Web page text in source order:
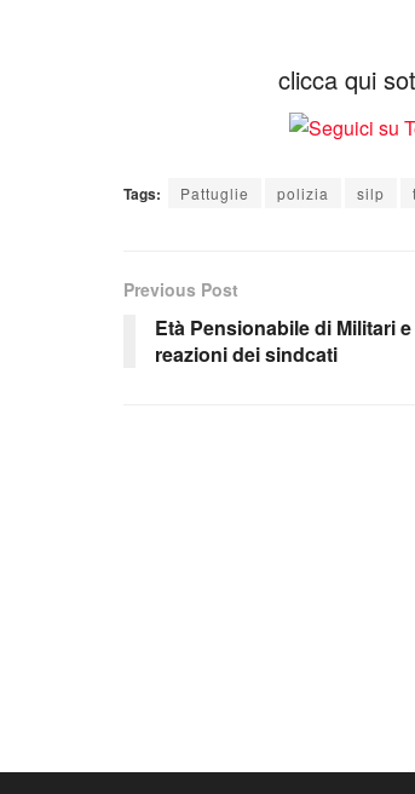
clicca qui
Tags: Pattuglie polizia silp
Previous Post
Età Pensionabile di Militari
reazioni dei sindcati